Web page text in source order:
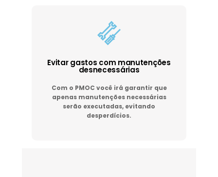
Evitar gastos com manutenções
desnecessárias
Com o PMOC você irá garantir que
apenas manutenções necessárias
serão executadas, evitando
desperdícios.